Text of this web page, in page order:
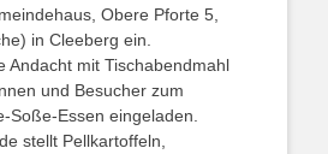
Obere Pforte 5,
in Cleeberg ein.
Andacht mit Tischabendmahl
und Besucher zum
Soße-Essen eingeladen.
stellt Pellkartoffeln,